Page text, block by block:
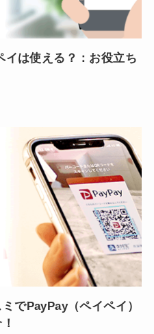
イは使える？：お役立ち
でPayPay（ペイペイ）